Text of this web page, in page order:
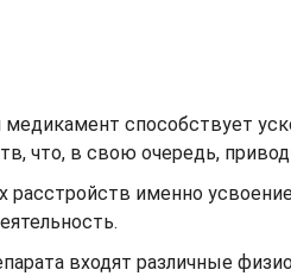
способствует
что, в свою очередь,
расстройств именно
входят различные